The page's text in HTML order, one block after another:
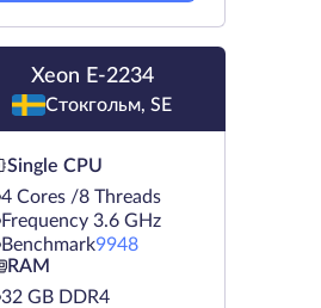
Xeon E-2234
Стокгольм, SE
Single CPU
4 Cores /8 Threads
Frequency 3.6 GHz
Benchmark9948
RAM
32 GB DDR4